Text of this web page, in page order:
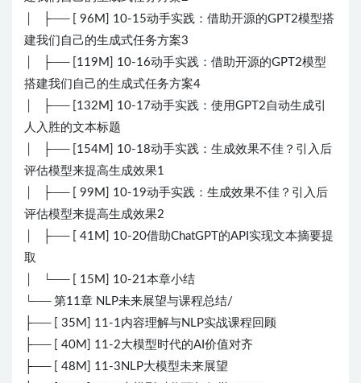
│ ├── [ 96M] 10-15动手实践：借助开源的GPT2模型搭
建我们自己的生成式任务方案3
│ ├── [119M] 10-16动手实践：借助开源的GPT2模型
搭建我们自己的生成式任务方案4
│ ├── [132M] 10-17动手实践：使用GPT2自动生成引
人入胜的文本标题
│ ├── [154M] 10-18动手实践：生成效果不佳？引入后
评估模型来提高生成效果1
│ ├── [ 99M] 10-19动手实践：生成效果不佳？引入后
评估模型来提高生成效果2
│ ├── [ 41M] 10-20借助ChatGPT的API实现文本摘要提
取
│ └── [ 15M] 10-21本章小结
└── 第11章 NLP未来展望与课程总结/
├── [ 35M] 11-1内容理解与NLP实战课程回顾
├── [ 40M] 11-2大模型时代的AI价值对齐
├── [ 48M] 11-3NLP大模型未来展望